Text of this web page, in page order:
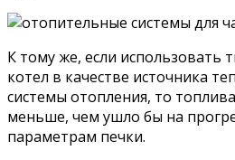
К тому же, если использовать
котел в качестве источника
системы отопления, то
меньше, чем ушло бы на
параметрам печки.